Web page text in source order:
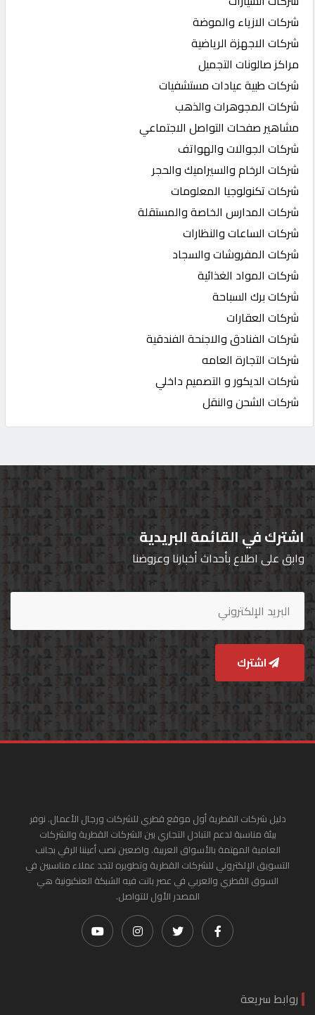
شركات الازياء والموضة
شركات الاجهزة الرياضية
مراكز صالونات التجميل
شركات طبية عيادات مستشفيات
شركات المجوهرات والذهب
مشاهير صفحات التواصل الاجتماعي
شركات الجوالات والهواتف
شركات الرخام والسيراميك والحجر
شركات تكنولوجيا المعلومات
شركات المدارس الخاصة والمستقلة
شركات الساعات والنظارات
شركات المفروشات والسجاد
شركات المواد الغذائية
شركات برك السباحة
شركات العقارات
شركات الفنادق والاجنحة الفندقية
شركات التجارة العامه
شركات الديكور و التصميم داخلي
شركات الشحن والنقل
اشترك في القائمة البريدية
وابق على اطلاع بأحداث أخبارنا وعروضنا
اشترك
دليل شركات القطرية أول موقع قطري للشركات ورجال الأعمال. نوفر
بيئة مناسبة لدعم التبادل التجاري بين الشركات القطرية والشركات
العامية المهتمة بالأسواق العربية. واضعين نصب أعيننا الرقي بجانب
التسويق الإلكتروني للشركات القطرية وتطويره لتجد عملاء مناسبين في
السوق القطري والعربي في عصر باتت فيه الشبكة العنكبونية هي
المصدر الأول للتواصل.
روابط سريعة